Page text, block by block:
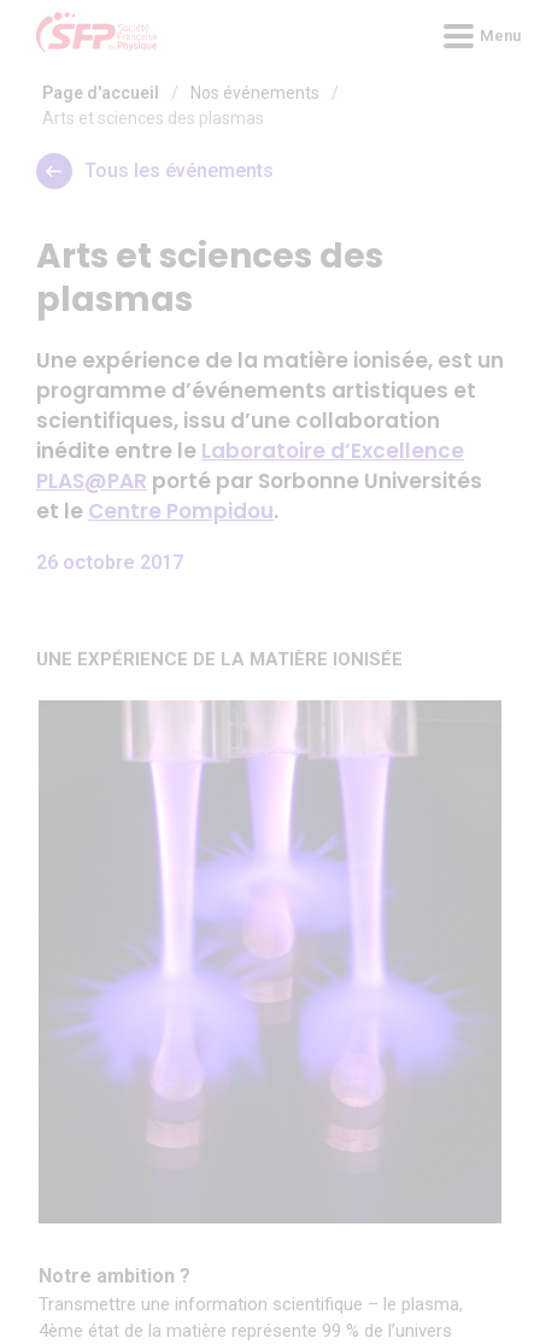
Panneau de gestion des cookies
Menu
Page d'accueil / Nos événements
/
Arts et sciences des plasmas
Tous les événements
Arts et sciences des
plasmas
Une expérience de la matière ionisée, est un
programme d’événements artistiques et
scientifiques, issu d’une collaboration
inédite entre le Laboratoire d’Excellence
PLAS@PAR porté par Sorbonne Universités
et le Centre Pompidou.
26 octobre 2017
UNE EXPÉRIENCE DE LA MATIÈRE IONISÉE
Notre ambition ?
Transmettre une information scientifique – le plasma,
4ème état de la matière représente 99 % de l’univers